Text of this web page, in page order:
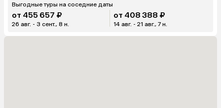
Выгодные туры на соседние даты
от 455 657 ₽
26 авг. - 3 сент., 8 н.
от 408 388 ₽
14 авг. - 21 авг., 7 н.